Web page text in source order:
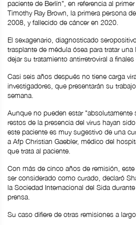
paciente de Berlín", en referencia al
Timothy Ray Brown, la primera persona
2008, y fallecido de cáncer en 2020.
El sexagenario, diagnosticado
trasplante de médula ósea para tratar
dejar su tratamiento antirretroviral a finales
Casi seis años después no tiene carga
investigadores, que presentarán su
semana.
Aunque no pueden estar
restos de la presencia del virus hayan
este paciente es muy sugestivo de una
a Afp Christian Gaebler, médico del
que trata al paciente.
Con más de cinco años de remisión,
ser considerado como curado, declaró
la Sociedad Internacional del Sida
prensa.
Su caso difiere de otras remisiones a